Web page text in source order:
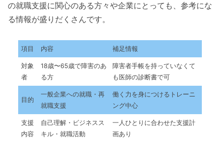
の就職支援に関心のある方々や企業にとっても、参考にな
る情報が盛りだくさんです。
項目 内容 補足情報
対象
者
18歳〜65歳で障害のあ
る方
障害者手帳を持っていなくて
も医師の診断書で可
目的
一般企業への就職・再
就職支援
働く力を身につけるトレーニ
ング中心
支援
内容
自己理解・ビジネスス
キル・就職活動
一人ひとりに合わせた支援計
画あり